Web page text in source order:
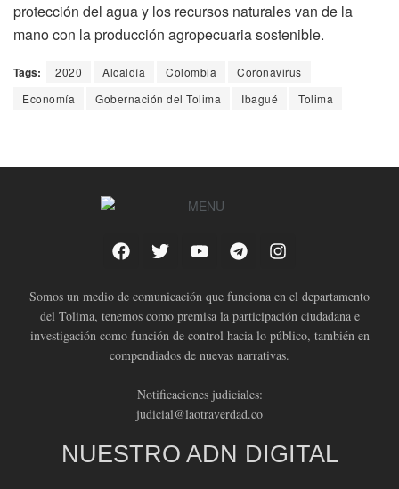
protección del agua y los recursos naturales van de la
mano con la producción agropecuaria sostenible.
Tags: 2020 Alcaldía Colombia
Coronavirus
Economía
Gobernación del Tolima Ibagué Tolima
Somos un medio de comunicación que funciona en el departamento
del Tolima, tenemos como premisa la participación ciudadana e
investigación como función de control hacia lo público, también en
compendiados de nuevas narrativas.
Notificaciones judiciales:
judicial@laotraverdad.co
NUESTRO ADN DIGITAL